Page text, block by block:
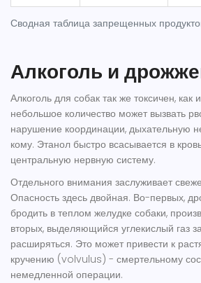
Сводная таблица запрещенных
Алкоголь и
Алкоголь для собак так же токсичен, как
небольшое количество может вызвать
нарушение координации, дыхательную
кому. Этанол быстро всасывается в
центральную нервную систему.
Отдельного внимания заслуживает
Опасность здесь двойная. Во-первых,
бродить в теплом желудке собаки,
вторых, выделяющийся углекислый газ
расширяться. Это может привести к
кручению (volvulus) - смертельному
немедленной операции.